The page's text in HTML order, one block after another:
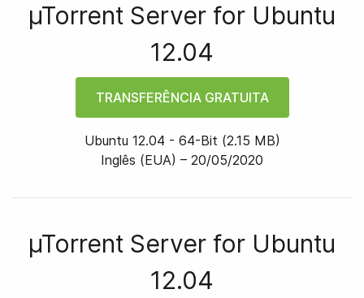
µTorrent Server for Ubuntu
12.04
TRANSFERÊNCIA GRATUITA
Ubuntu 12.04 - 64-bit (2.15 MB)
Inglês (EUA) – 20/05/2020
µTorrent Server for Ubuntu
12.04